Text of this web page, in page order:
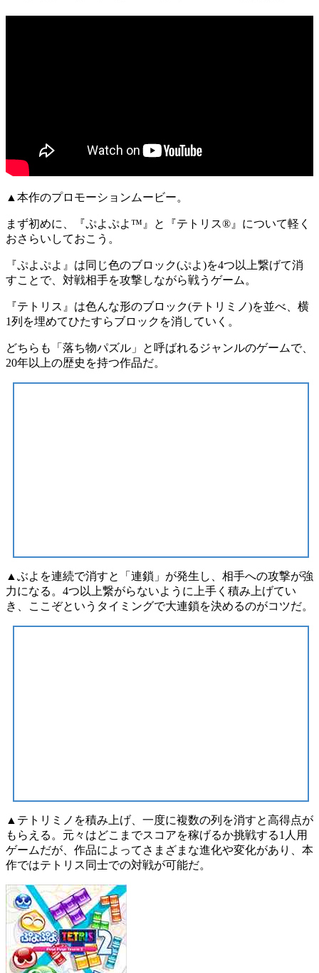
▲本作のプロモーションムービー。
まず初めに、『ぷよぷよ™ 』と『テトリス® 』について軽く
おさらいしておこう。
『ぷよぷよ』は同じ色のブロック(ぷよ)を4つ以上繋げて消
すことで、対戦相手を攻撃しながら戦うゲーム。
『テトリス』は色んな形のブロック(テトリミノ)を並べ、 横
1列を埋めてひたすらブロックを消していく。
どちらも 「落ち物パズル」
と呼ばれるジャンルのゲームで、
20年以上の歴史を持つ作品だ。
▲ぶよを連続で消すと「連鎖」が発生し、相手への攻撃が強
力になる。4つ以上繋がらないように上手く積み上げてい
き、ここぞというタイミングで大連鎖を決めるのがコツだ。
▲テトリミノを積み上げ、一度に複数の列を消すと高得点が
もらえる。元々はどこまでスコアを稼げるか挑戦する1人用
ゲームだが、作品によってさまざまな進化や変化があり、本
作ではテトリス同士での対戦が可能だ。